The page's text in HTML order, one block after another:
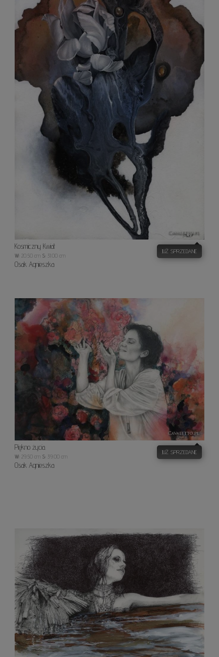
Kosmiczny Kwiat
W: 20.50 cm S: 31.00 cm
Osak Agnieszka
JUŻ SPRZEDANE
Piękno życia.
W: 29.50 cm S: 39.00 cm
Osak Agnieszka
JUŻ SPRZEDANE